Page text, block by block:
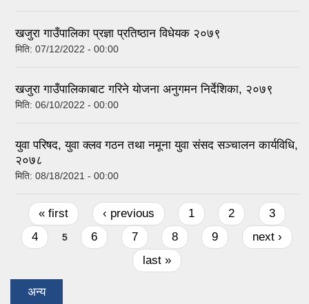
खजुरा गाउँपालिका प्रज्ञा प्रतिष्ठान विधेयक २०७९
मिति: 07/12/2022 - 00:00
खजुरा गाउँपालिकाबाट गरिने योजना अनुगमन निर्देशिका, २०७९
मिति: 06/10/2022 - 00:00
युवा परिषद, युवा क्लव गठन तथा नमूना युवा संसद सञ्चालन कार्यविधि,
२०७८
मिति: 08/18/2021 - 00:00
Pages
« first ‹ previous 1 2
3
4
5 6 7 8 9
next ›
last »
अन्य